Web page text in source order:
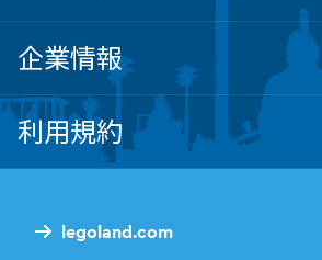
legoland.com
企業情報
利用規約